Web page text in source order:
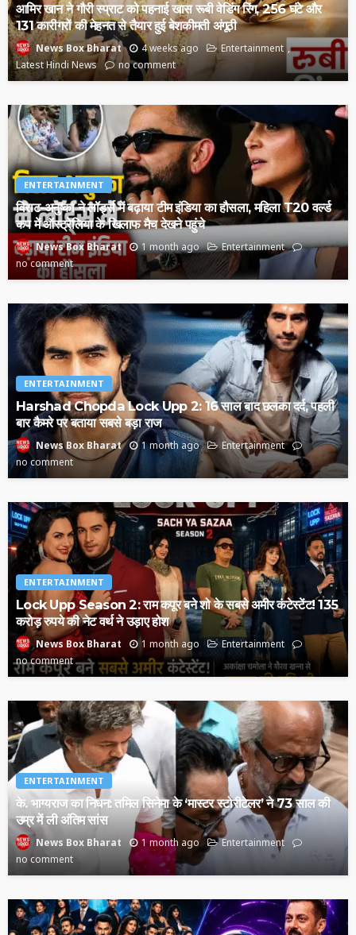
आमिर खान ने गौरी स्प्राट को पहनाई खास रूबी वेडिंग रिंग, 256 घंटे और
131 कारीगरों की मेहनत से तैयार हुई बेशकीमती अंगूठी
News Box Bharat 4 weeks ago
Entertainment
Latest Hindi News
no comment
ENTERTAINMENT
विराट-अनुष्का ने लॉर्ड्स में बढ़ाया टीम इंडिया का हौसला, महिला T20 वर्ल्ड
कप में ऑस्ट्रेलिया के खिलाफ मैच देखने पहुंचे
News Box Bharat 1 month ago
Entertainment
no comment
ENTERTAINMENT
Harshad Chopda Lock Upp 2: 16 साल बाद छलका दर्द, पहली
बार कैमरे पर बताया सबसे बड़ा राज
News Box Bharat 1 month ago
Entertainment
no comment
ENTERTAINMENT
Lock Upp Season 2: राम कपूर बने शो के सबसे अमीर कंटेस्टेंट! 135
करोड़ रुपये की नेट वर्थ ने उड़ाए होश
News Box Bharat 1 month ago
Entertainment
no comment
ENTERTAINMENT
के. भाग्यराज का निधन: तमिल सिनेमा के ‘मास्टर स्टोरीटेलर’ ने 73 साल की
उम्र में ली अंतिम सांस
News Box Bharat 1 month ago
Entertainment
no comment